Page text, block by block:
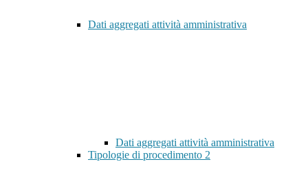
Dati aggregati attività amministrativa
Dati aggregati attività amministrativa
Tipologie di procedimento 2